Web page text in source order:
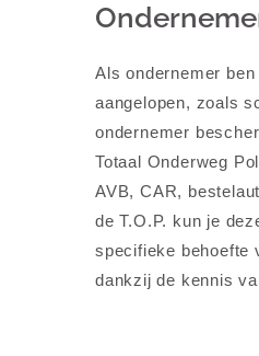
Als ondernemer
aangelopen, zoals
ondernemer
Totaal Onderweg
AVB, CAR,
de T.O.P. kun je
specifieke behoefte
dankzij de kennis